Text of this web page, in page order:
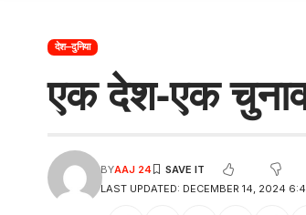
देश–दुनिया
एक देश-एक चुनाव
LAST UPDATED: DECEMBER 14, 2024
BYAAJ 24